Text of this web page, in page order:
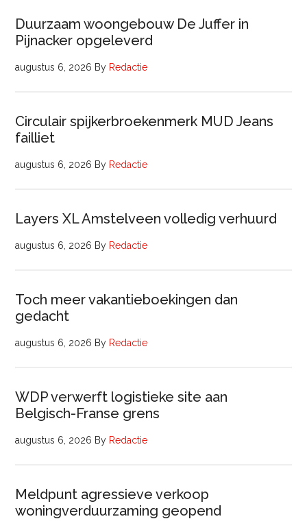
Duurzaam woongebouw De Juffer in
Pijnacker opgeleverd
augustus 6, 2026 By Redactie
Circulair spijkerbroekenmerk MUD Jeans
failliet
augustus 6, 2026 By Redactie
Layers XL Amstelveen volledig verhuurd
augustus 6, 2026 By Redactie
Toch meer vakantieboekingen dan
gedacht
augustus 6, 2026 By Redactie
WDP verwerft logistieke site aan
Belgisch-Franse grens
augustus 6, 2026 By Redactie
Meldpunt agressieve verkoop
woningverduurzaming geopend